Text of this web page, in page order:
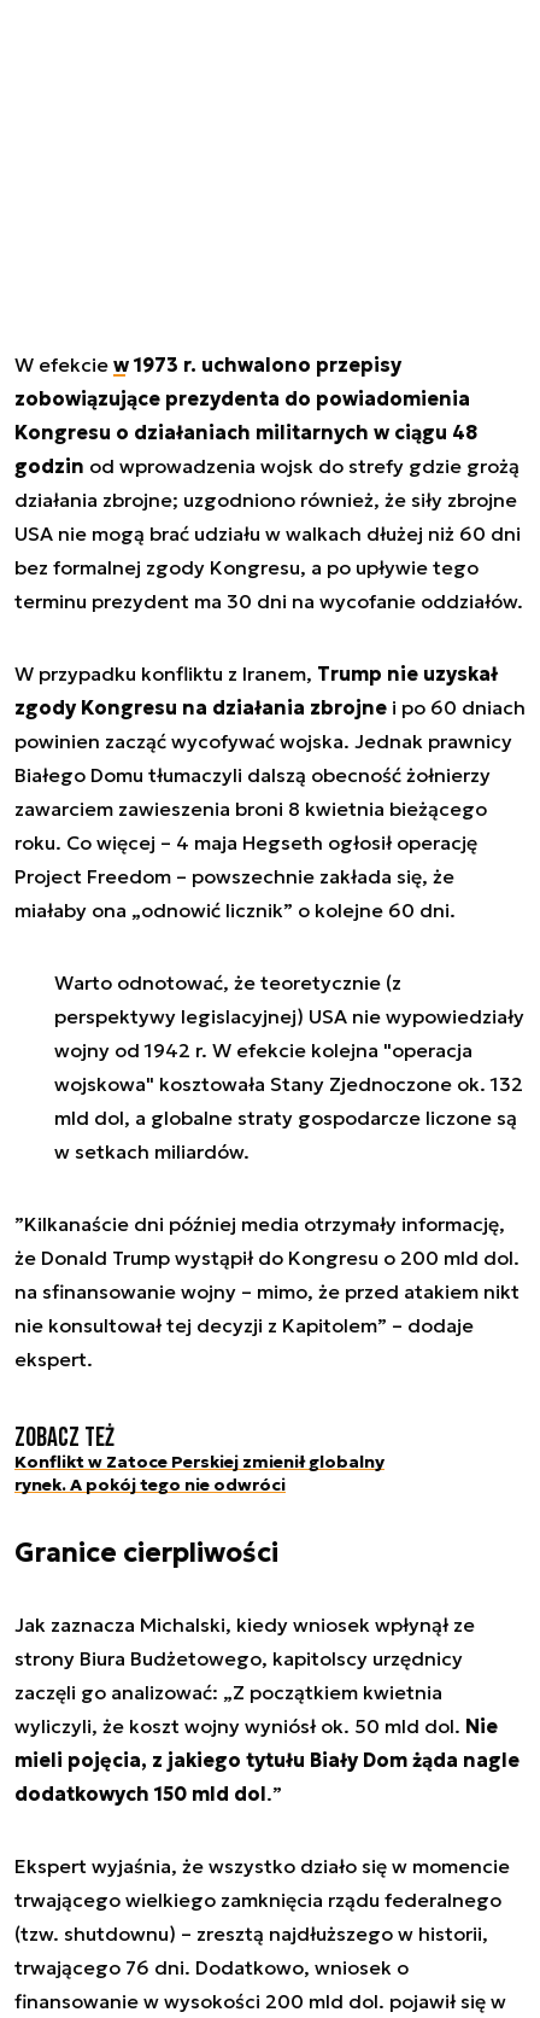
W efekcie w 1973 r. uchwalono przepisy
zobowiązujące prezydenta do powiadomienia
Kongresu o działaniach militarnych w ciągu 48
godzin od wprowadzenia wojsk do strefy gdzie grożą
działania zbrojne; uzgodniono również, że siły zbrojne
USA nie mogą brać udziału w walkach dłużej niż 60 dni
bez formalnej zgody Kongresu, a po upływie tego
terminu prezydent ma 30 dni na wycofanie oddziałów.
W przypadku konfliktu z Iranem, Trump nie uzyskał
zgody Kongresu na działania zbrojne i po 60 dniach
powinien zacząć wycofywać wojska. Jednak prawnicy
Białego Domu tłumaczyli dalszą obecność żołnierzy
zawarciem zawieszenia broni 8 kwietnia bieżącego
roku. Co więcej – 4 maja Hegseth ogłosił operację
Project Freedom – powszechnie zakłada się, że
miałaby ona „odnowić licznik” o kolejne 60 dni.
Warto odnotować, że teoretycznie (z
perspektywy legislacyjnej) USA nie wypowiedziały
wojny od 1942 r. W efekcie kolejna "operacja
wojskowa" kosztowała Stany Zjednoczone ok. 132
mld dol, a globalne straty gospodarcze liczone są
w setkach miliardów.
”Kilkanaście dni później media otrzymały informację,
że Donald Trump wystąpił do Kongresu o 200 mld dol.
na sfinansowanie wojny – mimo, że przed atakiem nikt
nie konsultował tej decyzji z Kapitolem” – dodaje
ekspert.
Zobacz też
Konflikt w Zatoce Perskiej zmienił globalny
rynek. A pokój tego nie odwróci
Granice cierpliwości
Jak zaznacza Michalski, kiedy wniosek wpłynął ze
strony Biura Budżetowego, kapitolscy urzędnicy
zaczęli go analizować: „Z początkiem kwietnia
wyliczyli, że koszt wojny wyniósł ok. 50 mld dol. Nie
mieli pojęcia, z jakiego tytułu Biały Dom żąda nagle
dodatkowych 150 mld dol.”
Ekspert wyjaśnia, że wszystko działo się w momencie
trwającego wielkiego zamknięcia rządu federalnego
(tzw. shutdownu) – zresztą najdłuższego w historii,
trwającego 76 dni. Dodatkowo, wniosek o
finansowanie w wysokości 200 mld dol. pojawił się w